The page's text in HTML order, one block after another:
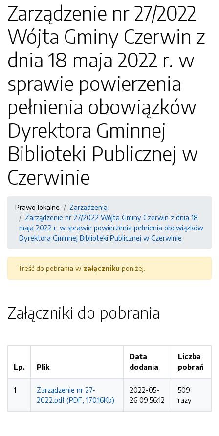
Zarządzenie nr 27/2022
Wójta Gminy Czerwin z
dnia 18 maja 2022 r. w
sprawie powierzenia
pełnienia obowiązków
Dyrektora Gminnej
Biblioteki Publicznej w
Czerwinie
Prawo lokalne
Zarządzenia
Zarządzenie nr 27/2022 Wójta Gminy Czerwin z dnia 18
maja 2022 r. w sprawie powierzenia pełnienia obowiązków
Dyrektora Gminnej Biblioteki Publicznej w Czerwinie
Treść do pobrania w załączniku poniżej.
Załączniki do pobrania
Lp. Plik
Data
dodania
Liczba
pobrań
1
Zarządzenie nr 27-
2022.pdf (PDF, 170.16Kb)
2022-05-
26 09:56:12
509
razy